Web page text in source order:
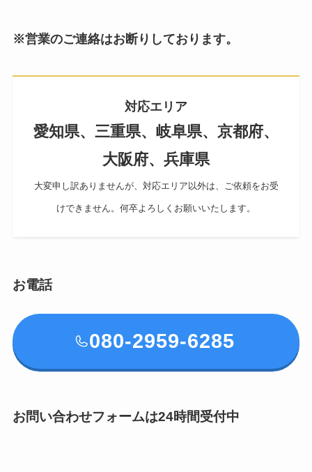
※営業のご連絡はお断りしております。
対応エリア
愛知県、三重県、岐阜県、京都府、
大阪府、兵庫県
大変申し訳ありませんが、対応エリア以外は、ご依頼をお受
けできません。何卒よろしくお願いいたします。
お電話
080-2959-6285
お問い合わせフォームは24時間受付中